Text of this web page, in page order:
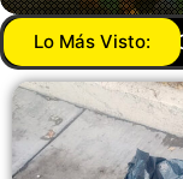
Lo Más Visto:
TOLUCA ¡SE